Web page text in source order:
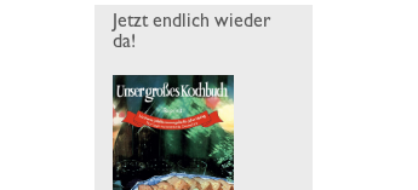
Jetzt endlich wieder
da!